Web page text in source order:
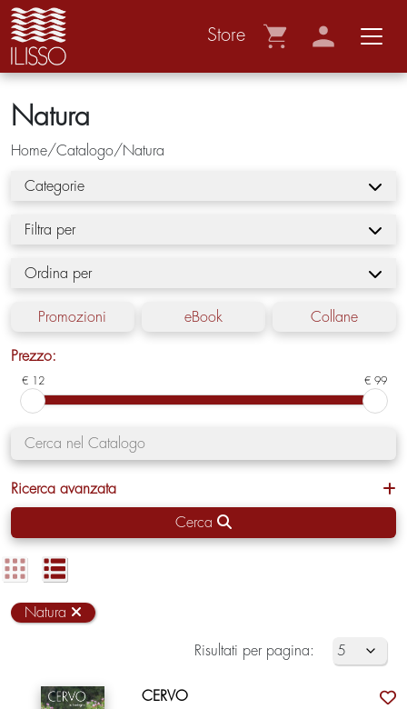
Store
Natura
Home/Catalogo/Natura
Categorie
Filtra per
Ordina per
Promozioni eBook Collane
Prezzo:
€ 12 € 99
Ricerca avanzata
Cerca
Natura
Risultati per pagina:
CERVO